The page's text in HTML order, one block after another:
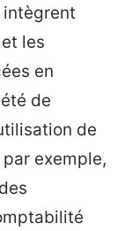
les
en
de
de
exemple,